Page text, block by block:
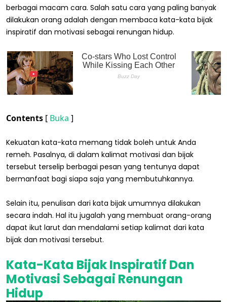
berbagai macam cara. Salah satu cara yang paling banyak
dilakukan orang adalah dengan membaca kata-kata bijak
inspiratif dan motivasi sebagai renungan hidup.
Contents [ Buka ]
Kekuatan kata-kata memang tidak boleh untuk Anda
remeh. Pasalnya, di dalam kalimat motivasi dan bijak
tersebut terselip berbagai pesan yang tentunya dapat
bermanfaat bagi siapa saja yang membutuhkannya.
Selain itu, penulisan dari kata bijak umumnya dilakukan
secara indah. Hal itu jugalah yang membuat orang-orang
dapat ikut larut dan mendalami setiap kalimat dari kata
bijak dan motivasi tersebut.
Kata-Kata Bijak Inspiratif Dan
Motivasi Sebagai Renungan
Hidup